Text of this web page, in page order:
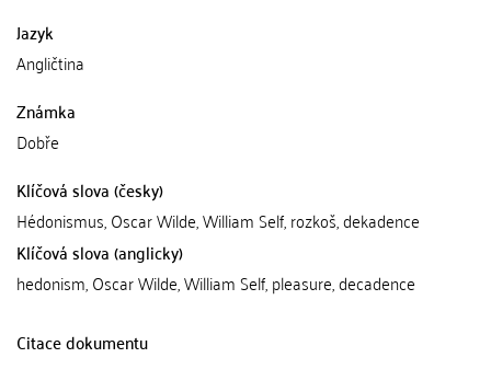
Jazyk
Angličtina
Známka
Dobře
Klíčová slova (česky)
Hédonismus, Oscar Wilde, William Self, rozkoš, dekadence
Klíčová slova (anglicky)
hedonism, Oscar Wilde, William Self, pleasure, decadence
Citace dokumentu